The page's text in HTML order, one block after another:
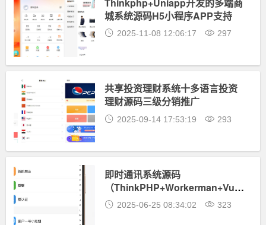
城系统源码H5小程序APP支持
DIY模板直播分销
2025-11-08 12:06:17 297
共享投资理财系统十多语言投资
理财源码三级分销推广
2025-09-14 17:53:19 293
即时通讯系统源码
（ThinkPHP+Workerman+Vue.js）
支持红包收发分销体系多端适配
2025-06-25 08:34:02 323